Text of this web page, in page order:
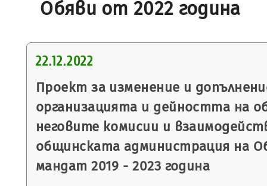
Обяви от 2022 година
22.12.2022
Проект за изменение и
организацията и дейността на
неговите комисии и
общинската администрация на
мандат 2019 - 2023 година